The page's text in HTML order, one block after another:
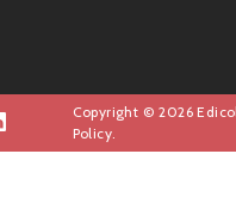
Copyright © 2026
Policy.